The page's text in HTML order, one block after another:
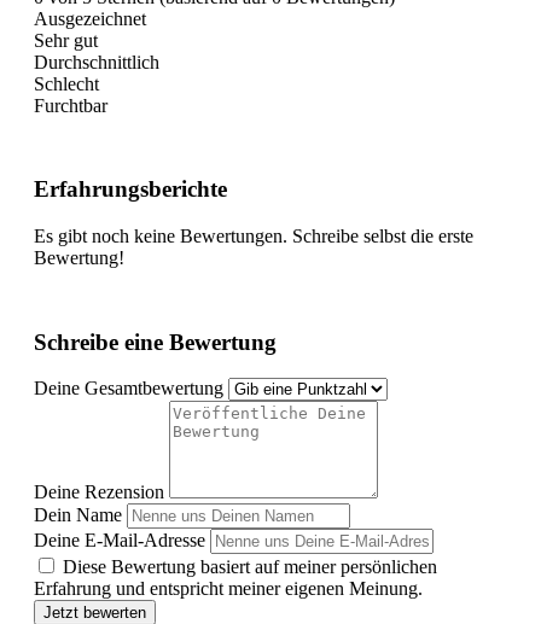
Ausgezeichnet
Sehr gut
Durchschnittlich
Schlecht
Furchtbar
Erfahrungsberichte
Es gibt noch keine Bewertungen. Schreibe selbst die erste
Bewertung!
Schreibe eine Bewertung
Deine Gesamtbewertung
Deine Rezension
Dein Name
Deine E-Mail-Adresse
Diese Bewertung basiert auf meiner persönlichen
Erfahrung und entspricht meiner eigenen Meinung.
Jetzt bewerten